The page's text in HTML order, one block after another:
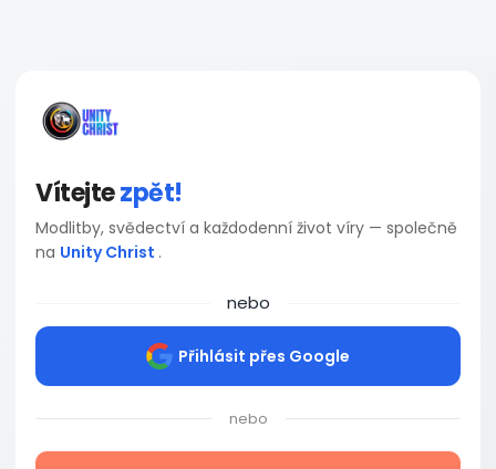
Vítejtezpět!
Modlitby, svědectví a každodenní život víry — společně
na Unity Christ .
nebo
Přihlásit přes Google
nebo